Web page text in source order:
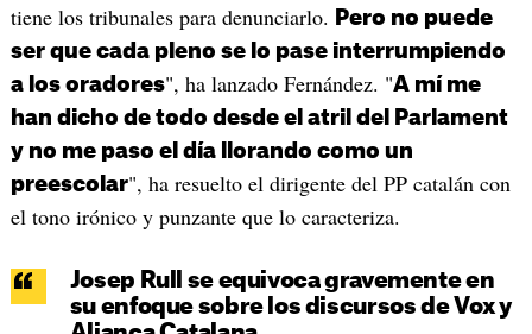
tiene los tribunales para denunciarlo.
Pero no puede
ser que cada pleno se lo pase interrumpiendo
a los oradores", ha lanzado Fernández. "A mí me
han dicho de todo desde el atril del Parlament
y no me paso el día llorando como un
preescolar", ha resuelto el dirigente del PP catalán con
el tono irónico y punzante que lo caracteriza.
Josep Rull se equivoca gravemente en
su enfoque sobre los discursos de Vox y